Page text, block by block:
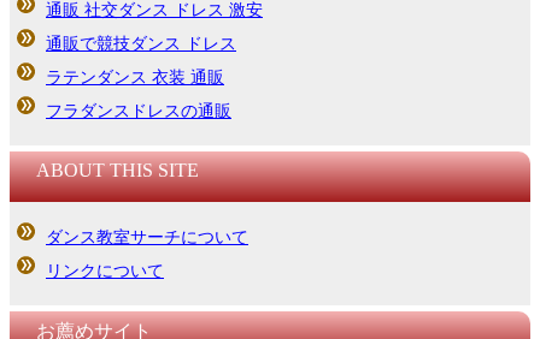
通販 社交ダンス ドレス 激安
通販で競技ダンス ドレス
ラテンダンス 衣装 通販
フラダンスドレスの通販
ABOUT THIS SITE
ダンス教室サーチについて
リンクについて
お薦めサイト